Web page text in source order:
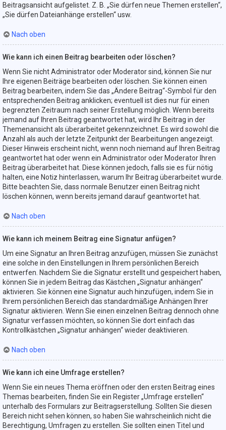
Beitragsansicht aufgelistet. Z. B. „Sie dürfen neue Themen erstellen“,
„Sie dürfen Dateianhänge erstellen“ usw.
Nach oben
Wie kann ich einen Beitrag bearbeiten oder löschen?
Wenn Sie nicht Administrator oder Moderator sind, können Sie nur
Ihre eigenen Beiträge bearbeiten oder löschen. Sie können einen
Beitrag bearbeiten, indem Sie das „Ändere Beitrag“-Symbol für den
entsprechenden Beitrag anklicken; eventuell ist dies nur für einen
begrenzten Zeitraum nach seiner Erstellung möglich. Wenn bereits
jemand auf Ihren Beitrag geantwortet hat, wird Ihr Beitrag in der
Themenansicht als überarbeitet gekennzeichnet. Es wird sowohl die
Anzahl als auch der letzte Zeitpunkt der Bearbeitungen angezeigt.
Dieser Hinweis erscheint nicht, wenn noch niemand auf Ihren Beitrag
geantwortet hat oder wenn ein Administrator oder Moderator Ihren
Beitrag überarbeitet hat. Diese können jedoch, falls sie es für nötig
halten, eine Notiz hinterlassen, warum Ihr Beitrag überarbeitet wurde.
Bitte beachten Sie, dass normale Benutzer einen Beitrag nicht
löschen können, wenn bereits jemand darauf geantwortet hat.
Nach oben
Wie kann ich meinem Beitrag eine Signatur anfügen?
Um eine Signatur an Ihren Beitrag anzufügen, müssen Sie zunächst
eine solche in den Einstellungen in Ihrem persönlichen Bereich
entwerfen. Nachdem Sie die Signatur erstellt und gespeichert haben,
können Sie in jedem Beitrag das Kästchen „Signatur anhängen“
aktivieren. Sie können eine Signatur auch hinzufügen, indem Sie in
Ihrem persönlichen Bereich das standardmäßige Anhängen Ihrer
Signatur aktivieren. Wenn Sie einen einzelnen Beitrag dennoch ohne
Signatur verfassen möchten, so können Sie dort einfach das
Kontrollkästchen „Signatur anhängen“ wieder deaktivieren.
Nach oben
Wie kann ich eine Umfrage erstellen?
Wenn Sie ein neues Thema eröffnen oder den ersten Beitrag eines
Themas bearbeiten, finden Sie ein Register „Umfrage erstellen“
unterhalb des Formulars zur Beitragserstellung. Sollten Sie diesen
Bereich nicht sehen können, so haben Sie wahrscheinlich nicht die
Berechtigung, Umfragen zu erstellen. Sie sollten einen Titel und